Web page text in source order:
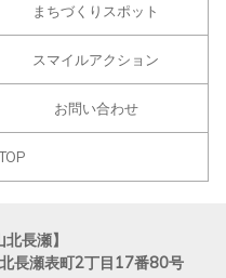
まちづくりスポット
スマイルアクション
お問い合わせ
長瀬】
長瀬表町2丁目17番80号